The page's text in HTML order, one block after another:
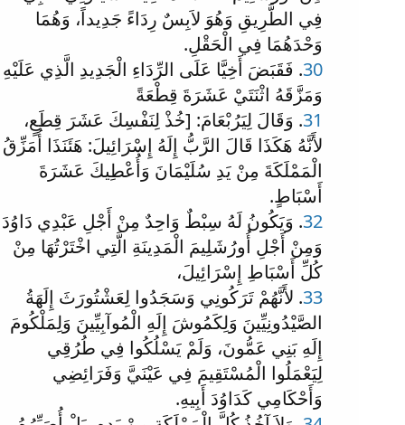
فِي الطَّرِيقِ وَهُوَ لاَبِسٌ رِدَاءً جَدِيداً، وَهُمَا
وَحْدَهُمَا فِي الْحَقْلِ.
30. فَقَبَضَ أَخِيَّا عَلَى الرِّدَاءِ الْجَدِيدِ الَّذِي عَلَيْهِ
وَمَزَّقَهُ اثْنَتَيْ عَشَرَةَ قِطْعَةً
31. وَقَالَ لِيَرُبْعَامَ: [خُذْ لِنَفْسِكَ عَشَرَ قِطَعٍ،
لأَنَّهُ هَكَذَا قَالَ الرَّبُّ إِلَهُ إِسْرَائِيلَ: هَئَنَذَا أُمَزِّقُ
الْمَمْلَكَةَ مِنْ يَدِ سُلَيْمَانَ وَأُعْطِيكَ عَشَرَةَ
أَسْبَاطٍ.
32. وَيَكُونُ لَهُ سِبْطٌ وَاحِدٌ مِنْ أَجْلِ عَبْدِي دَاوُدَ
وَمِنْ أَجْلِ أُورُشَلِيمَ الْمَدِينَةِ الَّتِي اخْتَرْتُهَا مِنْ
كُلِّ أَسْبَاطِ إِسْرَائِيلَ،
33. لأَنَّهُمْ تَرَكُونِي وَسَجَدُوا لِعَشْتُورَثَ إِلَهَةُ
الصَّيْدُونِيِّينَ وَلِكَمُوشَ إِلَهِ الْمُوآبِيِّينَ وَلِمَلْكُومَ
إِلَهِ بَنِي عَمُّونَ، وَلَمْ يَسْلُكُوا فِي طُرُقِي
لِيَعْمَلُوا الْمُسْتَقِيمَ فِي عَيْنَيَّ وَفَرَائِضِي
وَأَحْكَامِي كَدَاوُدَ أَبِيهِ.